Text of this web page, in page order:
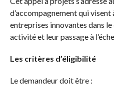
d’accompagnement qui visent
entreprises innovantes dans
activité et leur passage à
Les critères d’éligibilité
Le demandeur doit être :